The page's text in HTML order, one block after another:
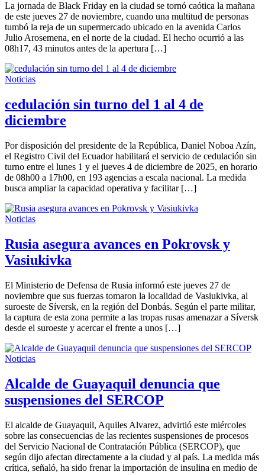
La jornada de Black Friday en la ciudad se tornó caótica la mañana
de este jueves 27 de noviembre, cuando una multitud de personas
tumbó la reja de un supermercado ubicado en la avenida Carlos
Julio Arosemena, en el norte de la ciudad. El hecho ocurrió a las
08h17, 43 minutos antes de la apertura […]
Noticias
cedulación sin turno del 1 al 4 de
diciembre
Por disposición del presidente de la República, Daniel Noboa Azín,
el Registro Civil del Ecuador habilitará el servicio de cedulación sin
turno entre el lunes 1 y el jueves 4 de diciembre de 2025, en horario
de 08h00 a 17h00, en 193 agencias a escala nacional. La medida
busca ampliar la capacidad operativa y facilitar […]
Noticias
Rusia asegura avances en Pokrovsk y
Vasiukivka
El Ministerio de Defensa de Rusia informó este jueves 27 de
noviembre que sus fuerzas tomaron la localidad de Vasiukivka, al
suroeste de Síversk, en la región del Donbás. Según el parte militar,
la captura de esta zona permite a las tropas rusas amenazar a Síversk
desde el suroeste y acercar el frente a unos […]
Noticias
Alcalde de Guayaquil denuncia que
suspensiones del SERCOP
El alcalde de Guayaquil, Aquiles Alvarez, advirtió este miércoles
sobre las consecuencias de las recientes suspensiones de procesos
del Servicio Nacional de Contratación Pública (SERCOP), que
según dijo afectan directamente a la ciudad y al país. La medida más
crítica, señaló, ha sido frenar la importación de insulina en medio de